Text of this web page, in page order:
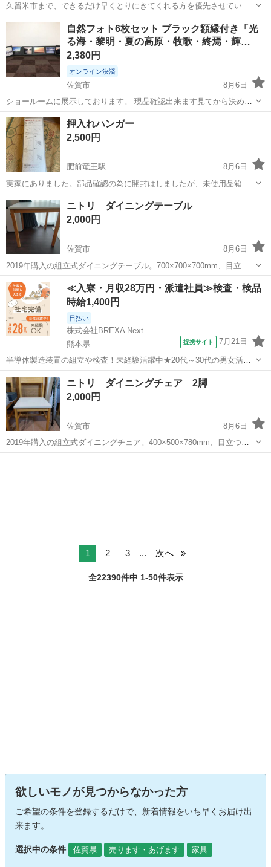
久留米市まで、できるだけ早くとりにきてくれる方を優先させていた
だきます。 よろしくおねがいします。
佐賀 神埼市 犬塚駅 家具 木材
自然フォト6枚セット ブラック額縁付き「光
る海・黎明・夏の高原・牧歌・終焉・輝…
2,380円
オンライン決済
佐賀市
8月6日
ショールームに展示しております。 現品確認出来ます見てから決めて
頂いて構いません。 （事前にお問合せ下さい。） 引き渡しは平日10：
00～19：00・土/日/祭日13：00～20：00頃まででお願いします。 火曜
日は...
佐賀 佐賀市 インテリア雑貨/小物
押入れハンガー
2,500円
肥前竜王駅
8月6日
実家にありました。部品確認の為に開封はしましたが、未使用品箱に
傷あり。 押入れにあると、整理できて便利です。
佐賀 杵島郡 肥前竜王駅 家具 押入れ
ニトリ ダイニングテーブル
2,000円
佐賀市
8月6日
2019年購入の組立式ダイニングテーブル。700×700×700mm、目立つ
損傷なし。8月末までに取りに来てくださる方にお譲りします。
佐賀 佐賀市 テーブル ダイニング
≪入寮・月収28万円・派遣社員≫検査・検品
時給1,400円
日払い
株式会社BREXA Next
熊本県
提携サイト 7月21日
半導体製造装置の組立や検査！未経験活躍中★20代～30代の男女活躍
中★ワンルーム寮完備！赴任旅費会社負担！マイカー通勤OK！無料駐
車場あり！正社員登用あり！《熊本県菊池郡大津町》 人気の工場のお
仕事 ◇半導体製造装置の組立...
熊本 その他
ニトリ ダイニングチェア 2脚
2,000円
佐賀市
8月6日
2019年購入の組立式ダイニングチェア。400×500×780mm、目立つ損
傷なし。1脚1,000円。8月末までに取りに来てくださる方にお譲りしま
1 2 3 ... 次へ
全22390件中 1-50件表示
欲しいモノが見つからなかった方
ご希望の条件を登録するだけで、新着情報をいち早くお届け出
来ます。
選択中の条件 佐賀県 売ります・あげます 家具